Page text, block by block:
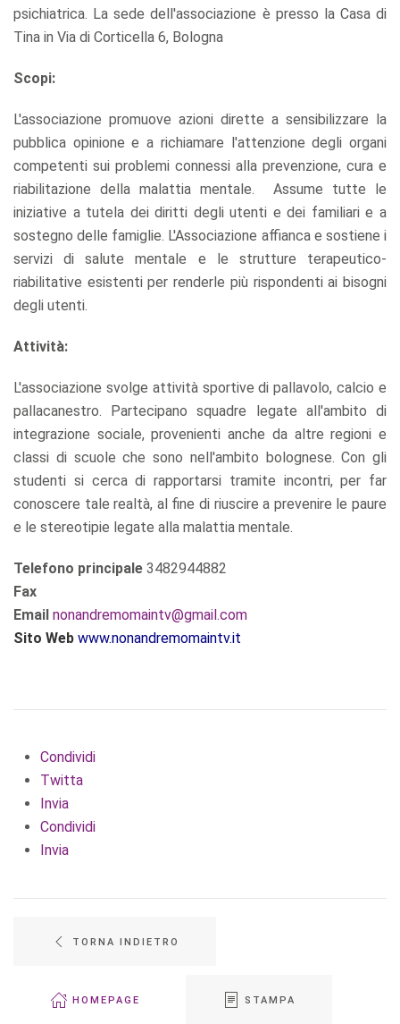
psichiatrica. La sede dell'associazione è presso la Casa di
Tina in Via di Corticella 6, Bologna
Scopi:
L'associazione promuove azioni dirette a sensibilizzare la
pubblica opinione e a richiamare l'attenzione degli organi
competenti sui problemi connessi alla prevenzione, cura e
riabilitazione della malattia mentale. Assume tutte le
iniziative a tutela dei diritti degli utenti e dei familiari e a
sostegno delle famiglie. L'Associazione affianca e sostiene i
servizi di salute mentale e le strutture terapeutico-
riabilitative esistenti per renderle più rispondenti ai bisogni
degli utenti.
Attività:
L'associazione svolge attività sportive di pallavolo, calcio e
pallacanestro. Partecipano squadre legate all'ambito di
integrazione sociale, provenienti anche da altre regioni e
classi di scuole che sono nell'ambito bolognese. Con gli
studenti si cerca di rapportarsi tramite incontri, per far
conoscere tale realtà, al fine di riuscire a prevenire le paure
e le stereotipie legate alla malattia mentale.
Telefono principale 3482944882
Fax
Email nonandremomaintv@gmail.com
Sito Web www.nonandremomaintv.it
Condividi
Twitta
Invia
Condividi
Invia
TORNA INDIETRO
HOMEPAGE STAMPA